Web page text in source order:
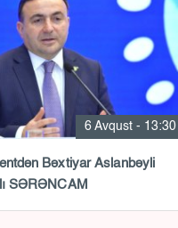
6 Avqust - 13:30
Bəxtiyar Aslanbəyli
SƏRƏNCAM